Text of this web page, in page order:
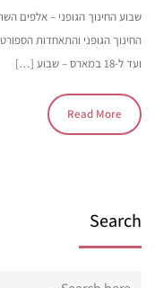
שבוע החינוך הגופני – אלפים
ועד ל-18 במארס – שבוע […]
Read More
Search